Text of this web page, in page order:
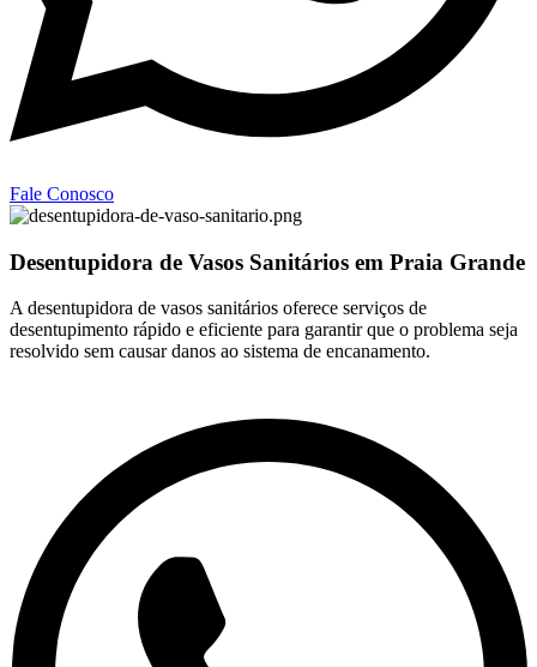
Fale Conosco
Desentupidora de Vasos Sanitários em Praia Grande
A desentupidora de vasos sanitários oferece serviços de
desentupimento rápido e eficiente para garantir que o problema seja
resolvido sem causar danos ao sistema de encanamento.